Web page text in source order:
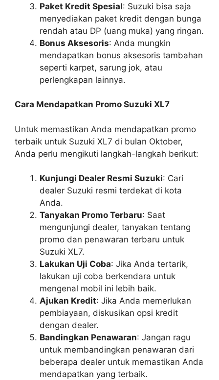
Paket Kredit Spesial: Suzuki bisa saja
menyediakan paket kredit dengan bunga
rendah atau DP (uang muka) yang ringan.
Bonus Aksesoris: Anda mungkin
mendapatkan bonus aksesoris tambahan
seperti karpet, sarung jok, atau
perlengkapan lainnya.
Cara Mendapatkan Promo Suzuki XL7
Untuk memastikan Anda mendapatkan promo
terbaik untuk Suzuki XL7 di bulan Oktober,
Anda perlu mengikuti langkah-langkah berikut:
Kunjungi Dealer Resmi Suzuki: Cari
dealer Suzuki resmi terdekat di kota
Anda.
Tanyakan Promo Terbaru: Saat
mengunjungi dealer, tanyakan tentang
promo dan penawaran terbaru untuk
Suzuki XL7.
Lakukan Uji Coba: Jika Anda tertarik,
lakukan uji coba berkendara untuk
mengenal mobil ini lebih baik.
Ajukan Kredit: Jika Anda memerlukan
pembiayaan, diskusikan opsi kredit
dengan dealer.
Bandingkan Penawaran: Jangan ragu
untuk membandingkan penawaran dari
beberapa dealer untuk memastikan Anda
mendapatkan yang terbaik.